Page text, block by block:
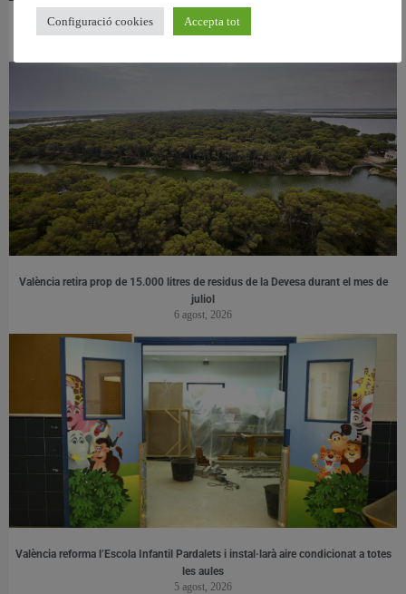
València ultima el nou centre per a persones majors del barri de Sant Antoni
València retira prop de 15.000 litres de residus de la Devesa durant el mes de
juliol
6 agost, 2026
València reforma l’Escola Infantil Pardalets i instal·larà aire condicionat a totes
les aules
5 agost, 2026
Configuració cookies Accepta tot